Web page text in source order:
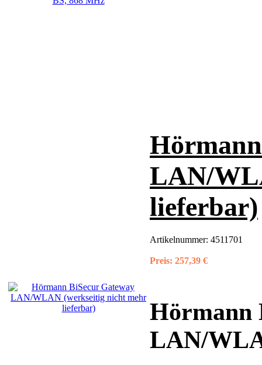
LAN/
lieferbar)
Artikelnummer: 4511701
Preis: 257,39 €
Hörmann
LAN/